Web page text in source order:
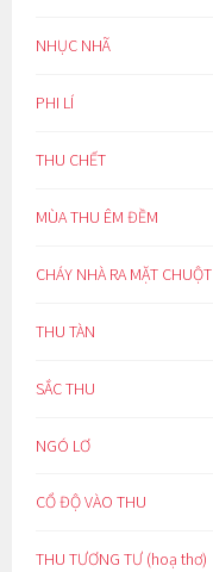
NHỤC NHÃ
PHI LÍ
THU CHẾT
MÙA THU ÊM ĐỀM
CHÁY NHÀ RA MẶT CHUỘT
THU TÀN
SẮC THU
NGÓ LƠ
CỔ ĐỘ VÀO THU
THU TƯƠNG TƯ (hoạ thơ)